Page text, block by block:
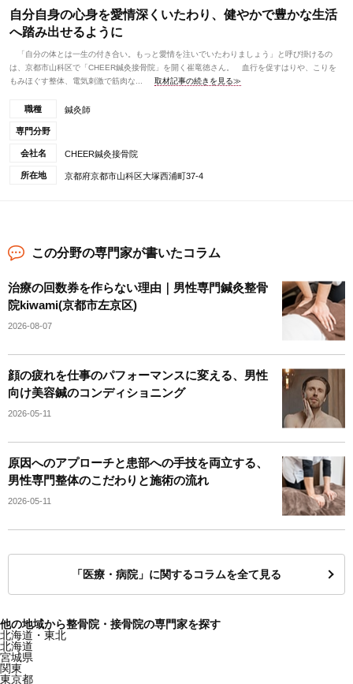
自分自身の心身を愛情深くいたわり、健やかで豊かな生活
へ踏み出せるように
「自分の体とは一生の付き合い。もっと愛情を注いでいたわりましょう」と呼び掛けるの
は、京都市山科区で「CHEER鍼灸接骨院」を開く崔竜徳さん。 血行を促すはりや、こりを
もみほぐす整体、電気刺激で筋肉な...
取材記事の続きを見る≫
職種 鍼灸師
専門分野
会社名 CHEER鍼灸接骨院
所在地 京都府京都市山科区大塚西浦町37-4
この分野の専門家が書いたコラム
治療の回数券を作らない理由｜男性専門鍼灸整骨
院kiwami(京都市左京区)
2026-08-07
顔の疲れを仕事のパフォーマンスに変える、男性
向け美容鍼のコンディショニング
2026-05-11
原因へのアプローチと患部への手技を両立する、
男性専門整体のこだわりと施術の流れ
2026-05-11
「医療・病院」に関するコラムを全て見る
他の地域から整骨院・接骨院の専門家を探す
北海道・東北
北海道
宮城県
関東
東京都